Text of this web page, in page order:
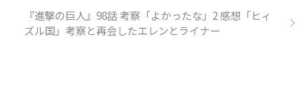
『進撃の巨人』98話 考察「よかったな」2 感想「ヒィ
ズル国」考察と再会したエレンとライナー